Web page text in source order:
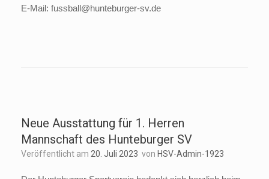
E-Mail: fussball@hunteburger-sv.de
Neue Ausstattung für 1. Herren
Mannschaft des Hunteburger SV
Veröffentlicht am 20. Juli 2023 von HSV-Admin-1923